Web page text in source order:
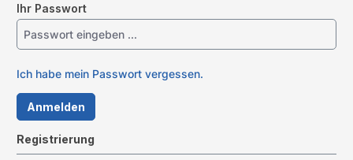
Ihr Passwort
Ich habe mein Passwort vergessen.
Anmelden
Registrierung